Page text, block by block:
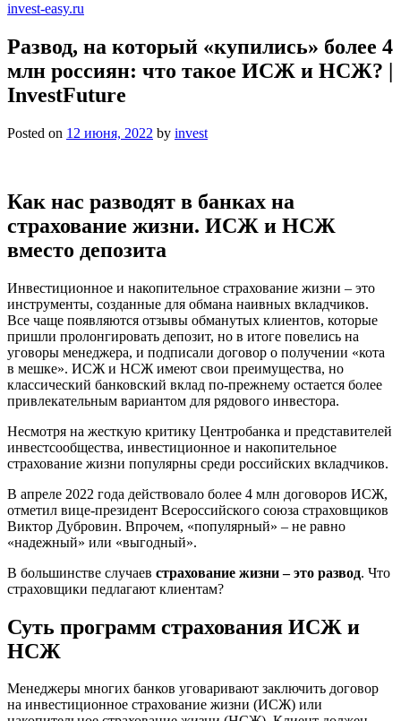
invest-easy.ru
Развод, на который «купились» более 4
млн россиян: что такое ИСЖ и НСЖ? |
InvestFuture
Posted on 12 июня, 2022 by invest
Как нас разводят в банках на
страхование жизни. ИСЖ и НСЖ
вместо депозита
Инвестиционное и накопительное страхование жизни – это
инструменты, созданные для обмана наивных вкладчиков.
Все чаще появляются отзывы обманутых клиентов, которые
пришли пролонгировать депозит, но в итоге повелись на
уговоры менеджера, и подписали договор о получении «кота
в мешке». ИСЖ и НСЖ имеют свои преимущества, но
классический банковский вклад по-прежнему остается более
привлекательным вариантом для рядового инвестора.
Несмотря на жесткую критику Центробанка и представителей
инвестсообщества, инвестиционное и накопительное
страхование жизни популярны среди российских вкладчиков.
В апреле 2022 года действовало более 4 млн договоров ИСЖ,
отметил вице-президент Всероссийского союза страховщиков
Виктор Дубровин. Впрочем, «популярный» – не равно
«надежный» или «выгодный».
В большинстве случаев страхование жизни – это развод. Что
страховщики педлагают клиентам?
Суть программ страхования ИСЖ и
НСЖ
Менеджеры многих банков уговаривают заключить договор
на инвестиционное страхование жизни (ИСЖ) или